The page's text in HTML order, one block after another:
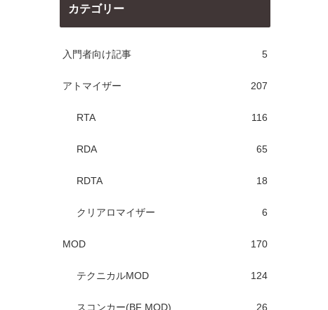
カテゴリー
入門者向け記事 5
アトマイザー 207
RTA 116
RDA 65
RDTA 18
クリアロマイザー 6
MOD 170
テクニカルMOD 124
スコンカー(BF MOD) 26